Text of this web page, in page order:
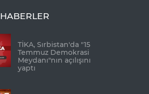
HABERLER
TİKA, Sırbistan'da "15
Temmuz Demokrasi
Meydanı"nın açılışını
yaptı